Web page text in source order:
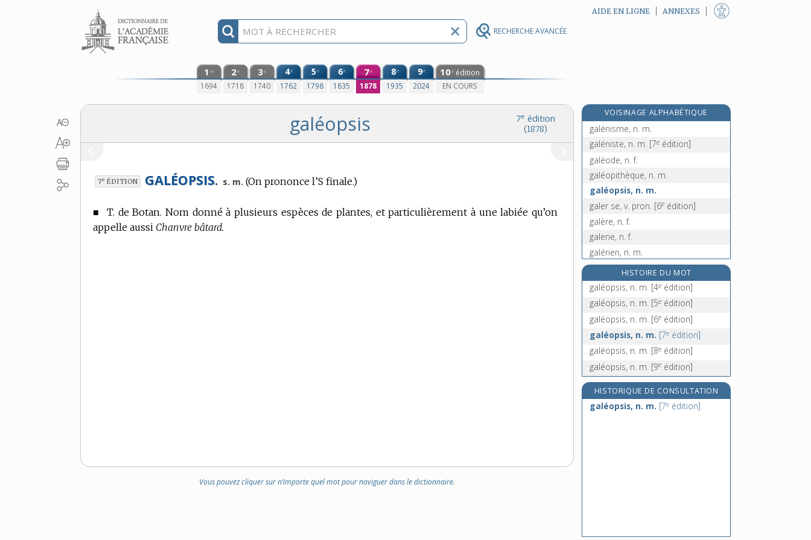
RECHERCHE AVANCÉE
Aller au contenu AIDE EN LIGNE ANNEXES
1 re
1694
2e
1718
3e
1740
4e
1762
5e
1798
6e
1835
7e
1878
8e
1935
9e
2024
10e édition
EN COURS
7e édition
(1878)
galéopsis
7e ÉDITION GALÉOPSIS. s. m. (On prononce l’S finale.)
■T. de Botan. Nom donné à plusieurs espèces de plantes, et particulièrement à une labiée qu’on
appelle aussi Chanvre bâtard.
Vous pouvez cliquer sur n’importe quel mot pour naviguer dans le dictionnaire.
VOISINAGE ALPHABÉTIQUE
galénique, adj.
galénisme, n. m.
galéniste, n. m. [7e édition]
galéode, n. f.
galéopithèque, n. m.
galéopsis, n. m.
galer se, v. pron. [6e édition]
galère, n. f.
galerie, n. f.
galérien, n. m.
galerne, n. f.
galet, n. m.
galetas, n. m.
galeter, v. tr.
HISTOIRE DU MOT
galéopsis, n. m. [4e édition]
galéopsis, n. m. [5e édition]
galéopsis, n. m. [6e édition]
galéopsis, n. m. [7e édition]
galéopsis, n. m. [8e édition]
galéopsis, n. m. [9e édition]
HISTORIQUE DE CONSULTATION
galéopsis, n. m. [7e édition]